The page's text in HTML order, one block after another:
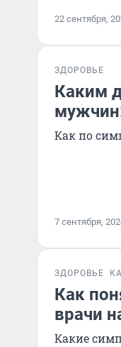
22 сентября,
ЗДОРОВЬЕ
Каким
Как по
7 сентября,
ЗДОРОВЬЕ
Как
врачи
Какие